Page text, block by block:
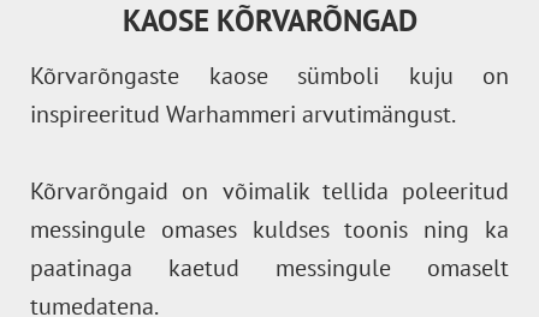
KAOSE KÕRVARÕNGAD
Kõrvarõngaste kaose sümboli kuju on
inspireeritud Warhammeri arvutimängust.
Kõrvarõngaid on võimalik tellida poleeritud
messingule omases kuldses toonis ning ka
paatinaga kaetud messingule omaselt
tumedatena.